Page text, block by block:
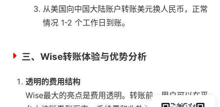
从美国向中国大陆账户转账美元换人民币，正常
情况 1-2 个工作日到账。
三、Wise转账体验与优势分析
透明的费用结构
Wise最大的亮点是费用透明。转账前，用户可以在平